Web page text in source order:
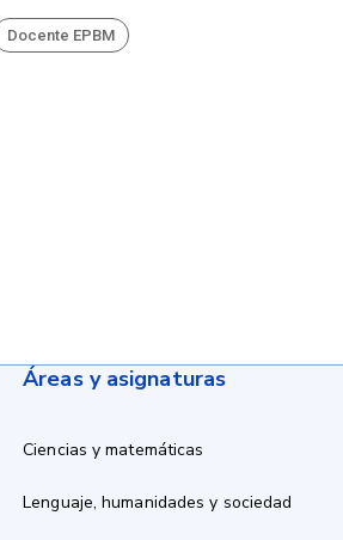
Docente EPBM
Áreas y asignaturas
Ciencias y matemáticas
Lenguaje, humanidades y sociedad